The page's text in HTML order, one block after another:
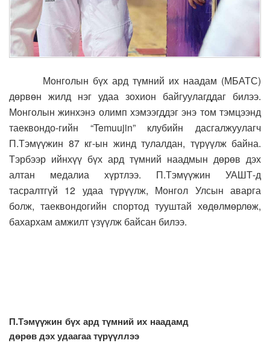
Монголын бүх ард түмний их наадам (МБАТС)
дөрвөн жилд нэг удаа зохион байгуулагддаг билээ.
Монголын жинхэнэ олимп хэмээгддэг энэ том тэмцээнд
таеквондо-гийн “Temuujin” клубийн дасгалжуулагч
П.Тэмүүжин 87 кг-ын жинд тулалдан, түрүүлж байна.
Тэрбээр ийнхүү бүх ард түмний наадмын дөрөв дэх
алтан медалиа хүртлээ. П.Тэмүүжин УАШТ-д
тасралтгүй 12 удаа түрүүлж, Монгол Улсын аварга
болж, таеквондогийн спортод тууштай хөдөлмөрлөж,
бахархам амжилт үзүүлж байсан билээ.
П.Тэмүүжин бүх ард түмний их наадамд
дөрөв дэх удаагаа түрүүллээ